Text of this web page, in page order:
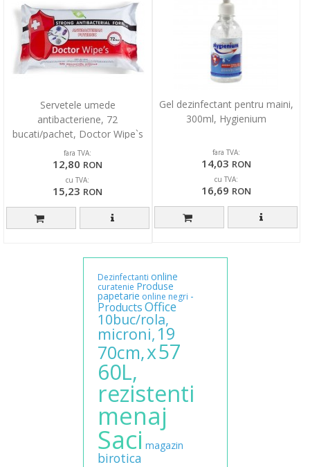
Servetele umede
antibacteriene, 72
bucati/pachet, Doctor Wipe`s
fara TVA:
12,80 RON
cu TVA:
15,23 RON
Gel dezinfectant pentru maini,
300ml, Hygienium
fara TVA:
14,03 RON
cu TVA:
16,69 RON
Dezinfectanti online
curatenie Produse
papetarie online negri -
ProductsOffice
10buc/rola,
microni, 19
70cm,x57
60L,
rezistenti
menaj
Saci magazin
birotica